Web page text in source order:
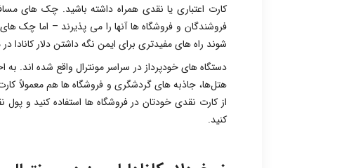
کارت اعتباری یا نقدی همراه داشته باشید. چک های
فروشندگان و فروشگاه ها آنها را می پذیرند – اما چک
شوند راه های مفیدتری برای ایمن نگه داشتن دلار کانادا
دستگاه های خودپرداز در سراسر مونترال واقع شده اند. به
هتل‌ها، جاذبه‌ های گردشگری و فروشگاه‌ ها هم معمولاً
از کارت نقدی خودتان در فروشگاه‌ ها استفاده کنید و
کنید.